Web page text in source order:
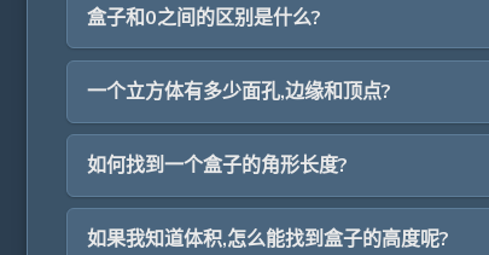
盒子和0之间的区别是什么?
一个立方体有多少面孔,边缘和顶点?
如何找到一个盒子的角形长度?
如果我知道体积,怎么能找到盒子的高度呢?